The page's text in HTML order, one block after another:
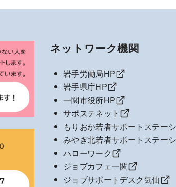
ネットワーク機関
岩手労働局HP
岩手県庁HP
一関市役所HP
サポステネット
もりおか若者サポートステー
みやぎ北若者サポートステー
ハローワーク
ジョブカフェ一関
ジョブサポートデスク気仙